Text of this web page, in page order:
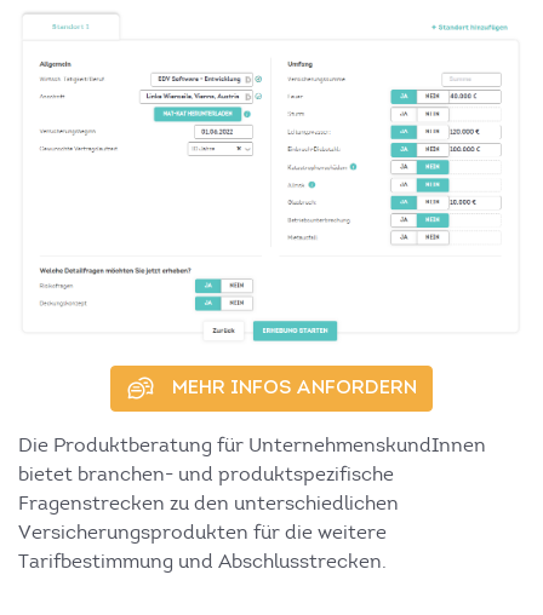
MEHR INFOS ANFORDERN
Die Produktberatung für UnternehmenskundInnen
bietet branchen- und produktspezifische
Fragenstrecken zu den unterschiedlichen
Versicherungsprodukten für die weitere
Tarifbestimmung und Abschlusstrecken.